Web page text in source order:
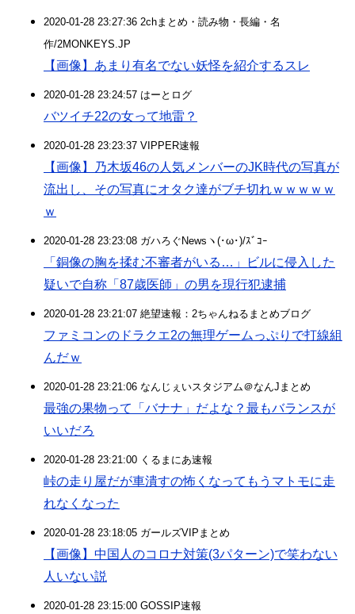
2020-01-28 23:27:36 2chまとめ・読み物・長編・名
作/2MONKEYS.JP
【画像】あまり有名でない妖怪を紹介するスレ
2020-01-28 23:24:57 はーとログ
バツイチ22の女って地雷？
2020-01-28 23:23:37 VIPPER速報
【画像】乃木坂46の人気メンバーのJK時代の写真が
流出し、その写真にオタク達がブチ切れｗｗｗｗｗ
ｗ
2020-01-28 23:23:08 ガハろぐNewsヽ(･ω･)/ｽﾞｺｰ
「銅像の胸を揉む不審者がいる…」ビルに侵入した
疑いで自称「87歳医師」の男を現行犯逮捕
2020-01-28 23:21:07 絶望速報：2ちゃんねるまとめブログ
ファミコンのドラクエ2の無理ゲームっぷりで打線組
んだｗ
2020-01-28 23:21:06 なんじぇいスタジアム＠なんJまとめ
最強の果物って「バナナ」だよな？最もバランスが
いいだろ
2020-01-28 23:21:00 くるまにあ速報
峠の走り屋だが車潰すの怖くなってもうマトモに走
れなくなった
2020-01-28 23:18:05 ガールズVIPまとめ
【画像】中国人のコロナ対策(3パターン)で笑わない
人いない説
2020-01-28 23:15:00 GOSSIP速報